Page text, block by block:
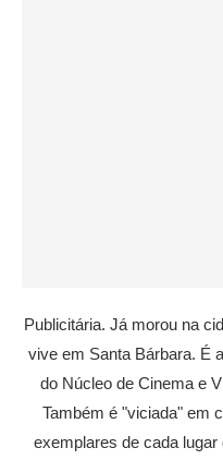
Publicitária. Já morou na
vive em Santa Bárbara. É
do Núcleo de Cinema e
Também é "viciada" em
exemplares de cada